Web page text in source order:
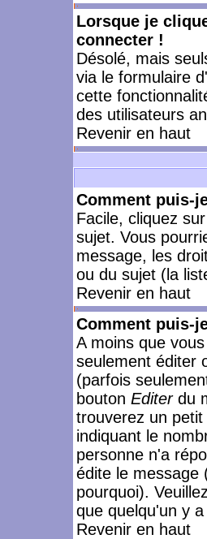
Lorsque je
connecter !
Désolé, mais
via le formulaire
cette
des utilisateurs
Revenir en haut
Comment puis-
Facile, cliquez
sujet. Vous
message, les
ou du sujet (la
Revenir en haut
Comment puis-
A moins que
seulement éditer
(parfois
bouton Editerdu
trouverez un
indiquant le
personne n'a
édite le message
pourquoi).
que quelqu'un y
Revenir en haut